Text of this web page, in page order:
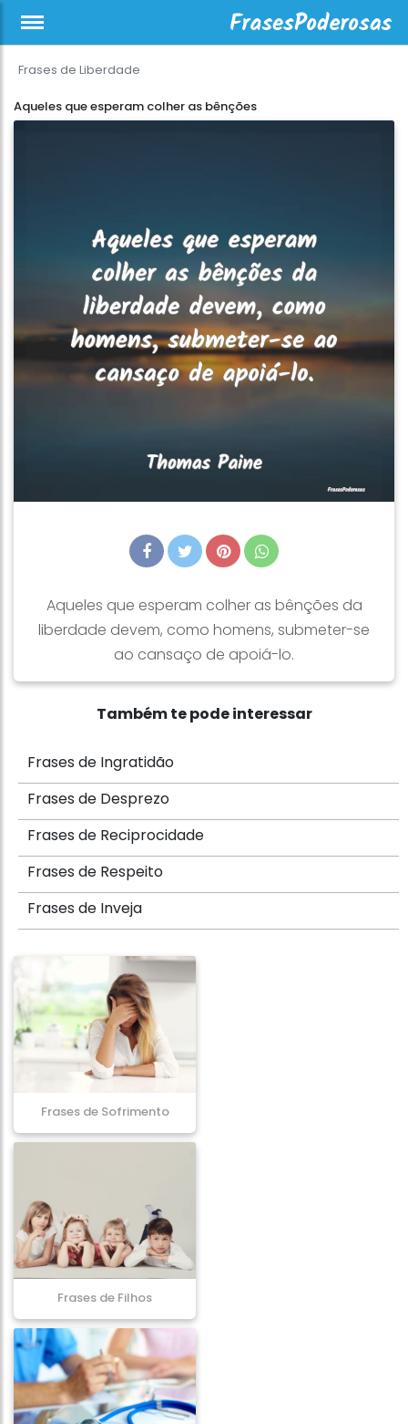
Frases de Liberdade
Aqueles que esperam colher as bênções
Aqueles que esperam colher as bênções da
liberdade devem, como homens, submeter-se
ao cansaço de apoiá-lo.
Também te pode interessar
Frases de Ingratidão
Frases de Desprezo
Frases de Reciprocidade
Frases de Respeito
Frases de Inveja
Frases de Sofrimento
Frases de Filhos